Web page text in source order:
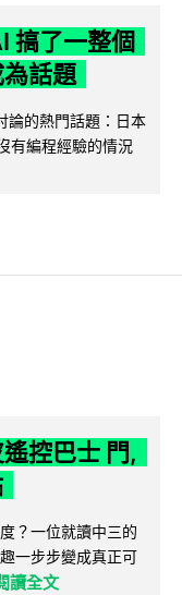
搞了一整個
話題
論的熱門話題：日本
有編程經驗的情況
控巴士 門,
？一位就讀中三的
一步步變成真正可
讀全文